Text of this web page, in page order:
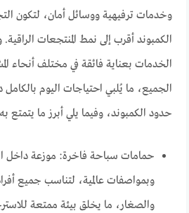
وخدمات ترفيهية ووسائل أمان، لتكون
الكمبوند أقرب إلى نمط المنتجعات
الخدمات بعناية فائقة في مختلف أنحاء
الجميع، ما يُلبي احتياجات اليوم
حدود الكمبوند، وفيما يلي أبرز ما يتمتع
حمامات سباحة فاخرة: موزعة داخل
وبمواصفات عالمية، لتناسب جميع
والصغار، ما يخلق بيئة ممتعة